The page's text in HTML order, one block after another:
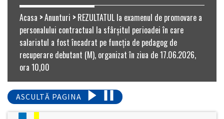
Acasa >Anunturi >REZULTATUL la examenul de promovare a
personalului contractual la sfârșitul perioadei în care
salariatul a fost încadrat pe funcția de pedagog de
recuperare debutant (M), organizat în ziua de 17.06.2026,
ora 10,00
ASCULTĂ PAGINA